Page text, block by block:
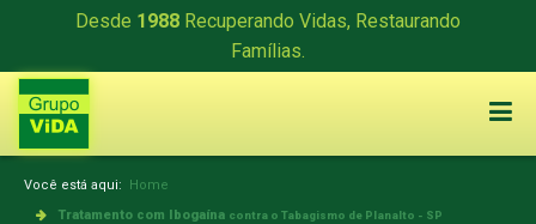
Desde 1988 Recuperando Vidas, Restaurando
Famílias.
Você está aqui: Home
Tratamento com Ibogaína contra o Tabagismo de Planalto - SP